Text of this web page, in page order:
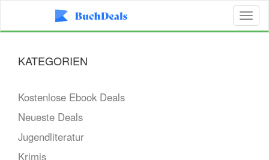
KATEGORIEN
Kostenlose Ebook Deals
Neueste Deals
Jugendliteratur
Krimis